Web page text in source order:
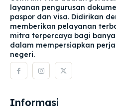
layanan pengurusan
paspor dan visa. Didirikan
memberikan pelayanan
mitra terpercaya bagi
dalam mempersiapkan
negeri.
Informasi